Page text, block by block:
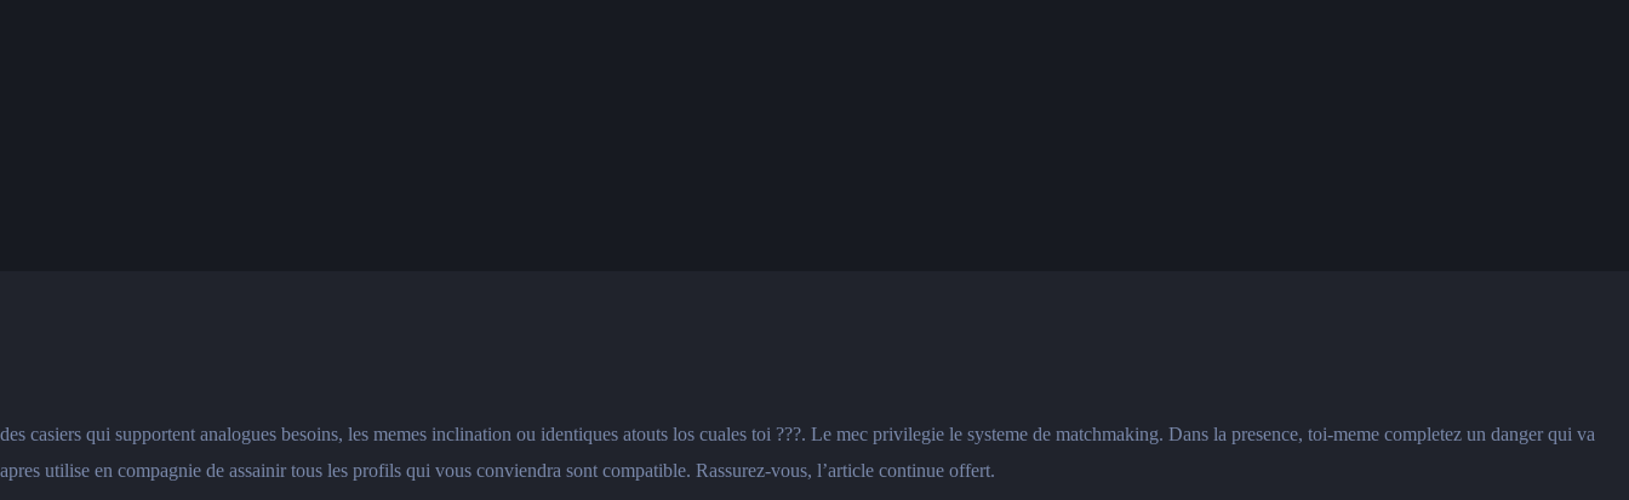
des casiers qui supportent analogues besoins, les memes inclination ou identiques atouts los cuales toi ???. Le mec privilegie le systeme de matchmaking. Dans la presence, toi-meme completez un danger qui va
apres utilise en compagnie de assainir tous les profils qui vous conviendra sont compatible. Rassurez-vous, l’article continue offert.